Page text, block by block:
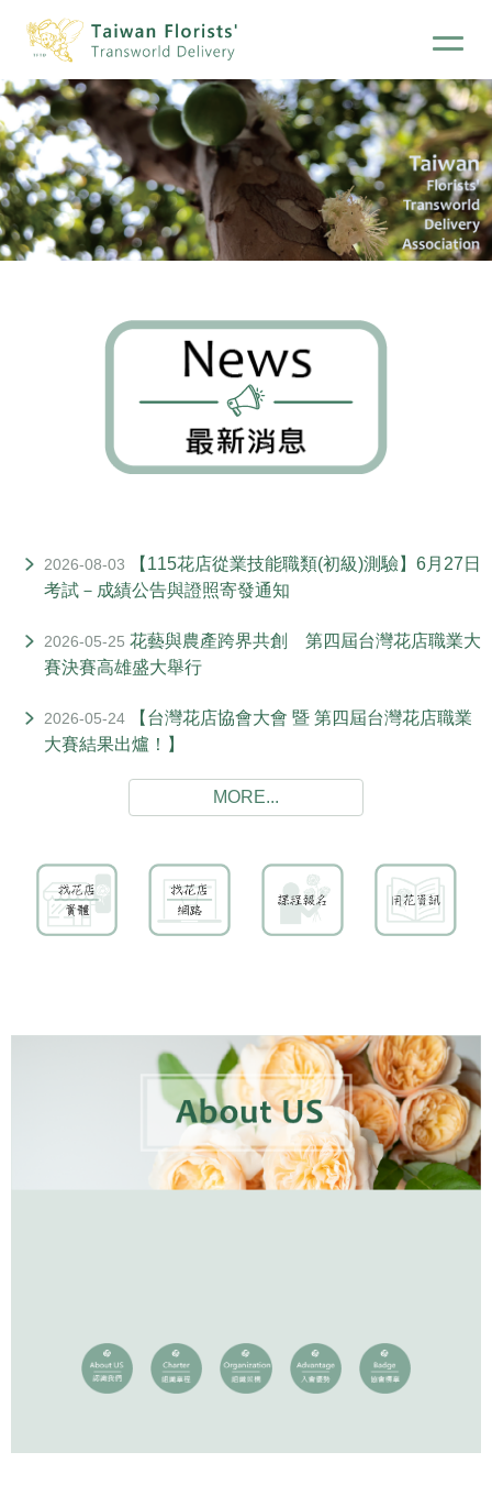
2026-08-03
【115花店從業技能職類(初級)測驗】6月27日
考試－成績公告與證照寄發通知
2026-05-25 花藝與農產跨界共創 第四屆台灣花店職業大
賽決賽高雄盛大舉行
2026-05-24
【台灣花店協會大會 暨 第四屆台灣花店職業
大賽結果出爐！】
MORE...